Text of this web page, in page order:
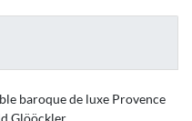
baroque de luxe Provence
Glööckler